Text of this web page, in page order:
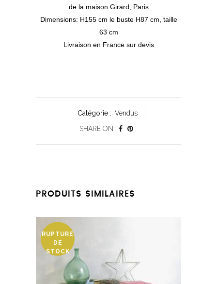
de la maison Girard, Paris
Dimensions: H155 cm le buste H87 cm, taille
63 cm
Livraison en France sur devis
Catégorie : Vendus
SHARE ON:
PRODUITS SIMILAIRES
RUPTURE
DE
STOCK